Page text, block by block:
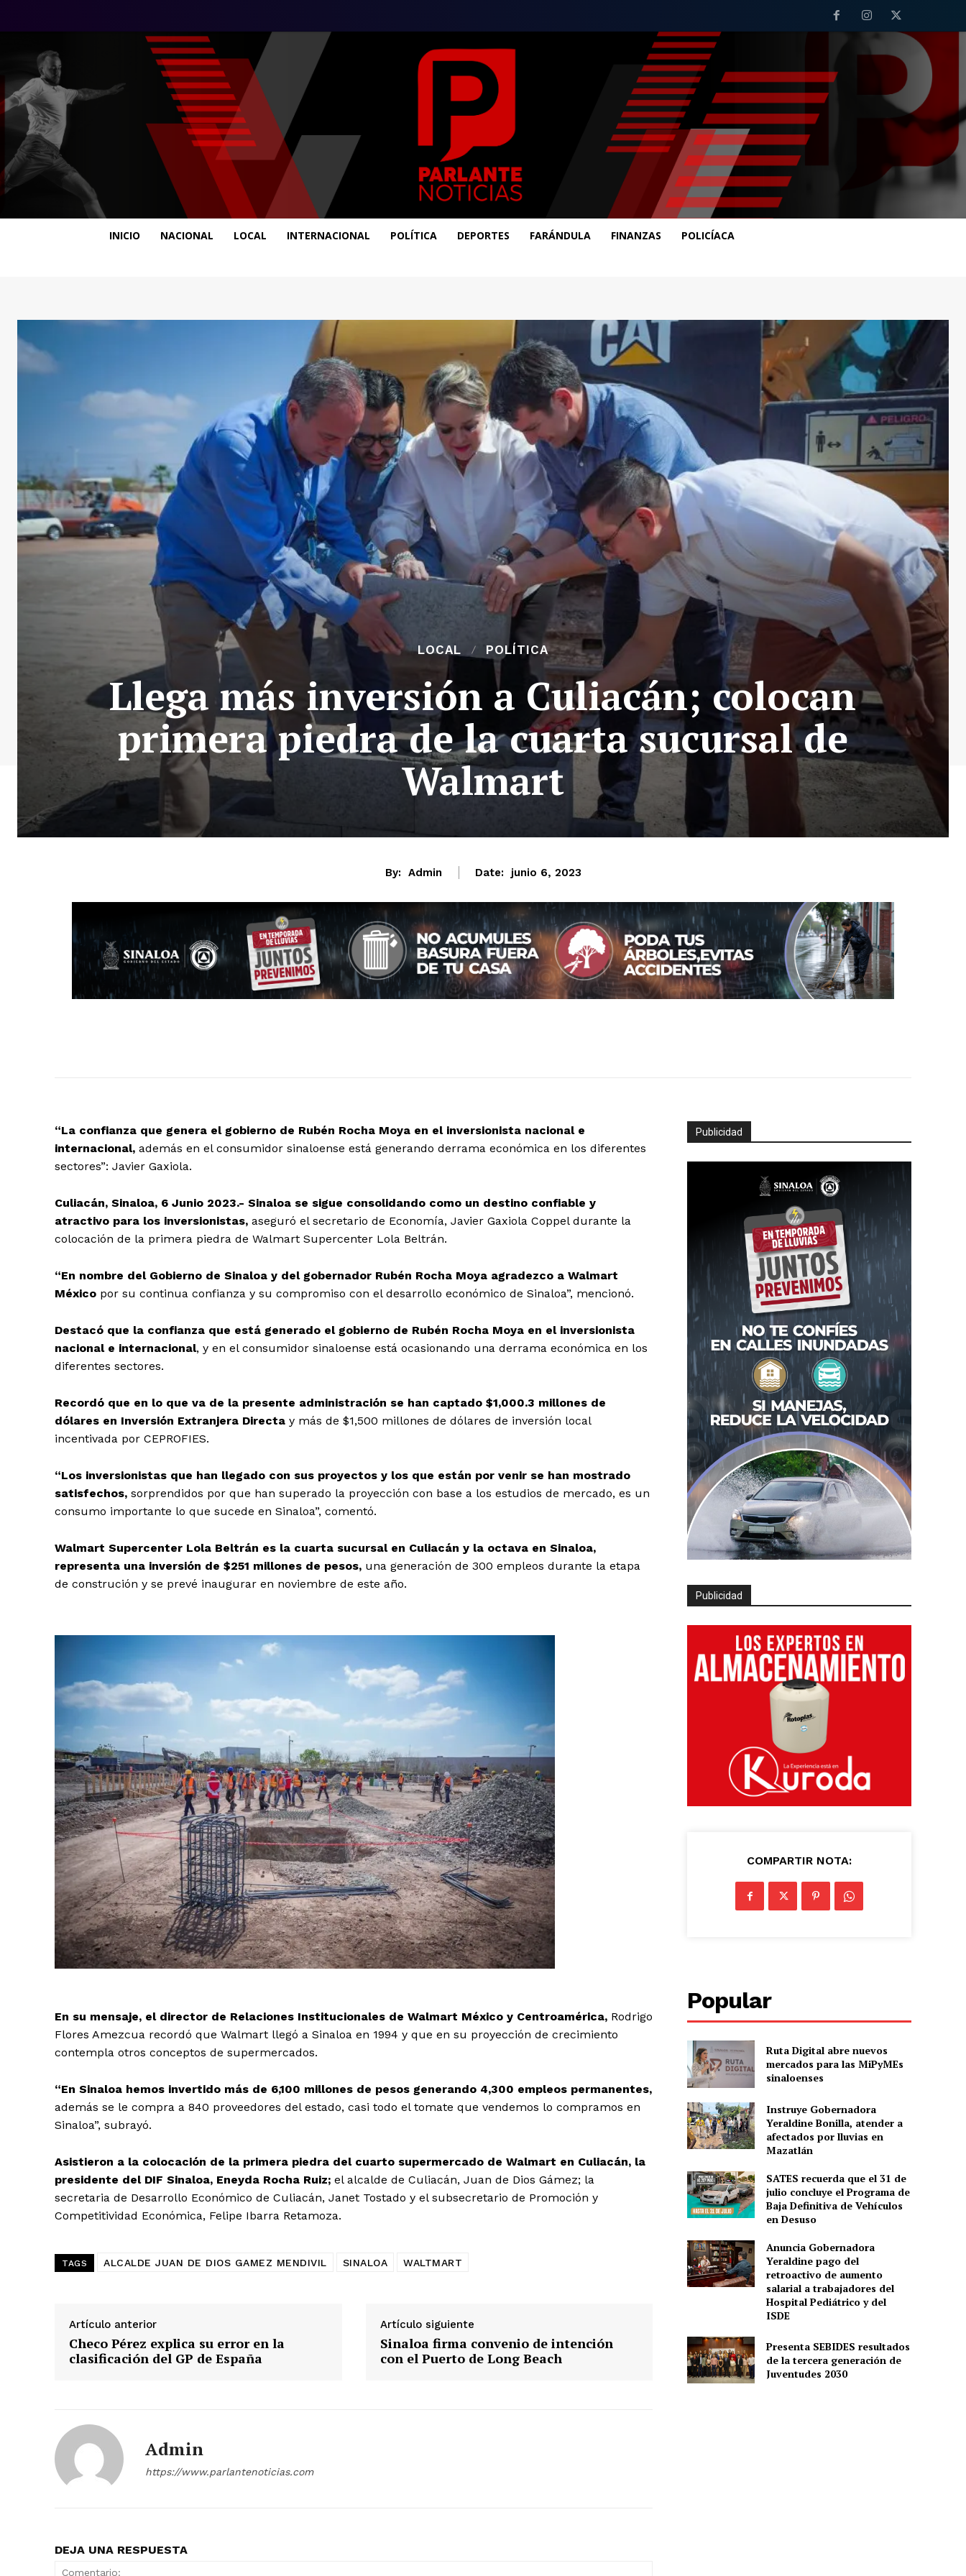
INICIO NACIONAL LOCAL INTERNACIONAL POLÍTICA DEPORTES FARÁNDULA FINANZAS POLICÍACA
LOCAL POLÍTICA
Llega más inversión a Culiacán; colocan
primera piedra de la cuarta sucursal de
Walmart
By: Admin Date: junio 6, 2023
“La confianza que genera el gobierno de Rubén Rocha Moya en el inversionista nacional e
internacional, además en el consumidor sinaloense está generando derrama económica en los diferentes
sectores”: Javier Gaxiola.
Culiacán, Sinaloa, 6 Junio 2023.- Sinaloa se sigue consolidando como un destino confiable y
atractivo para los inversionistas, aseguró el secretario de Economía, Javier Gaxiola Coppel durante la
colocación de la primera piedra de Walmart Supercenter Lola Beltrán.
“En nombre del Gobierno de Sinaloa y del gobernador Rubén Rocha Moya agradezco a Walmart
México por su continua confianza y su compromiso con el desarrollo económico de Sinaloa”, mencionó.
Destacó que la confianza que está generado el gobierno de Rubén Rocha Moya en el inversionista
nacional e internacional, y en el consumidor sinaloense está ocasionando una derrama económica en los
diferentes sectores.
Recordó que en lo que va de la presente administración se han captado $1,000.3 millones de
dólares en Inversión Extranjera Directa y más de $1,500 millones de dólares de inversión local
incentivada por CEPROFIES.
“Los inversionistas que han llegado con sus proyectos y los que están por venir se han mostrado
satisfechos, sorprendidos por que han superado la proyección con base a los estudios de mercado, es un
consumo importante lo que sucede en Sinaloa”, comentó.
Walmart Supercenter Lola Beltrán es la cuarta sucursal en Culiacán y la octava en Sinaloa,
representa una inversión de $251 millones de pesos, una generación de 300 empleos durante la etapa
de construción y se prevé inaugurar en noviembre de este año.
En su mensaje, el director de Relaciones Institucionales de Walmart México y Centroamérica, Rodrigo
Flores Amezcua recordó que Walmart llegó a Sinaloa en 1994 y que en su proyección de crecimiento
contempla otros conceptos de supermercados.
“En Sinaloa hemos invertido más de 6,100 millones de pesos generando 4,300 empleos permanentes,
además se le compra a 840 proveedores del estado, casi todo el tomate que vendemos lo compramos en
Sinaloa”, subrayó.
Asistieron a la colocación de la primera piedra del cuarto supermercado de Walmart en Culiacán, la
presidente del DIF Sinaloa, Eneyda Rocha Ruiz; el alcalde de Culiacán, Juan de Dios Gámez; la
secretaria de Desarrollo Económico de Culiacán, Janet Tostado y el subsecretario de Promoción y
Competitividad Económica, Felipe Ibarra Retamoza.
TAGS ALCALDE JUAN DE DIOS GAMEZ MENDIVIL SINALOA WALTMART
Artículo anterior
Checo Pérez explica su error en la
clasificación del GP de España
Artículo siguiente
Sinaloa firma convenio de intención
con el Puerto de Long Beach
Admin
https://www.parlantenoticias.com
DEJA UNA RESPUESTA
Publicidad
Publicidad
COMPARTIR NOTA:
Popular
Ruta Digital abre nuevos
mercados para las MiPyMEs
sinaloenses
Instruye Gobernadora
Yeraldine Bonilla, atender a
afectados por lluvias en
Mazatlán
SATES recuerda que el 31 de
julio concluye el Programa de
Baja Definitiva de Vehículos
en Desuso
Anuncia Gobernadora
Yeraldine pago del
retroactivo de aumento
salarial a trabajadores del
Hospital Pediátrico y del
ISDE
Presenta SEBIDES resultados
de la tercera generación de
Juventudes 2030